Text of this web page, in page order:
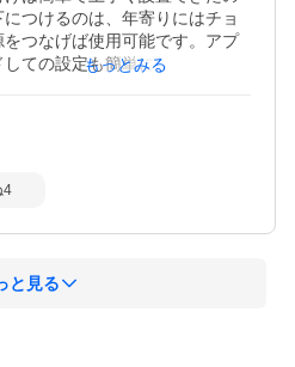
つけるのは、年寄りにはチョ
つなげば使用可能です。アプ
ての設定も簡単にできまし
にはならないことを祈りま
さで、この価格でこんなにい
見られます。動体に対する感
とてもいいように思います。
もっとみる
4
と見る